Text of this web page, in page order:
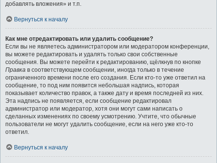
добавлять вложения» и т.п.
Вернуться к началу
Как мне отредактировать или удалить сообщение?
Если вы не являетесь администратором или модератором конференции,
вы можете редактировать и удалять только свои собственные
сообщения. Вы можете перейти к редактированию, щёлкнув по кнопке
Правка в соответствующем сообщении, иногда только в течение
ограниченного времени после его создания. Если кто-то уже ответил на
сообщение, то под ним появится небольшая надпись, которая
показывает количество правок, а также дату и время последней из них.
Эта надпись не появляется, если сообщение редактировал
администратор или модератор, хотя они могут сами написать о
сделанных изменениях по своему усмотрению. Учтите, что обычные
пользователи не могут удалить сообщение, если на него уже кто-то
ответил.
Вернуться к началу